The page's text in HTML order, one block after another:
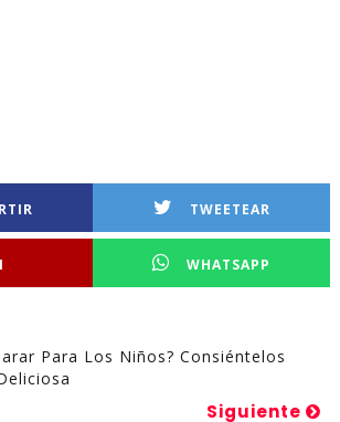
TWEETEAR
WHATSAPP
Para Los Niños? Consiéntelos
Siguiente